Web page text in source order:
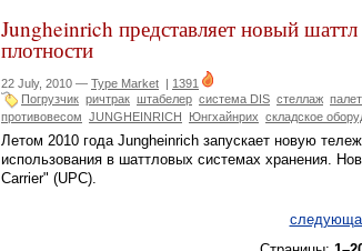
Jungheinrich представляет новый
плотности
22 July, 2010 — Type Market | 1391
Погрузчик ричтрак штабелер система DIS стеллаж
противовесом JUNGHEINRICH Юнгхайнрих складское
Летом 2010 года Jungheinrich запускает новую
использования в шаттловых системах хранения.
Carrier" (UPC).